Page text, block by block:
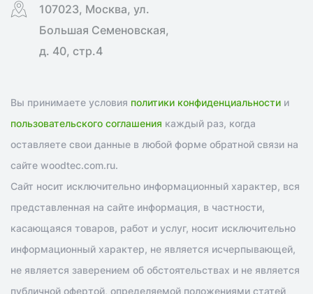
107023, Москва, ул.
Большая Семеновская,
д. 40, стр.4
Вы принимаете условия политики конфиденциальности и
пользовательского соглашения каждый раз, когда
оставляете свои данные в любой форме обратной связи на
сайте woodtec.com.ru.
Сайт носит исключительно информационный характер, вся
представленная на сайте информация, в частности,
касающаяся товаров, работ и услуг, носит исключительно
информационный характер, не является исчерпывающей,
не является заверением об обстоятельствах и не является
публичной офертой, определяемой положениями статей